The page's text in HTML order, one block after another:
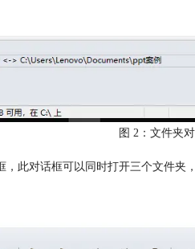
图 2：文件夹
此对话框可以同时打开三个文件